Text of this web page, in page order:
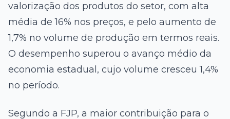
valorização dos produtos do setor, com alta
média de 16% nos preços, e pelo aumento de
1,7% no volume de produção em termos reais.
O desempenho superou o avanço médio da
economia estadual, cujo volume cresceu 1,4%
no período.
Segundo a FJP, a maior contribuição para o